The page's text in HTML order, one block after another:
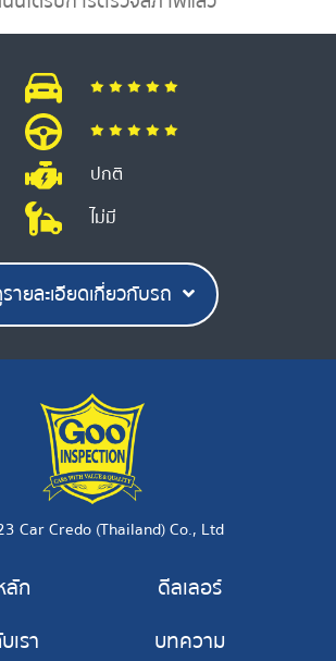
ปกติ
ไม่มี
ายละเอียดเกี่ยวกับรถ
Car Credo (Thailand) Co., Ltd
ลัก
เรา
ดีลเลอร์
บทความ